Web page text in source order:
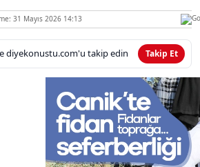
31 Mayıs 2026 14:13
diyekonustu.com'u takip edin Takip Et